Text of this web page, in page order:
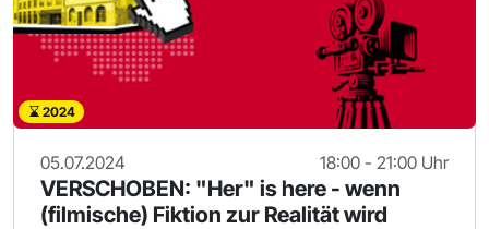
2024
05.07.2024 18:00 - 21:00 Uhr
VERSCHOBEN: "Her" is here - wenn
(filmische) Fiktion zur Realität wird